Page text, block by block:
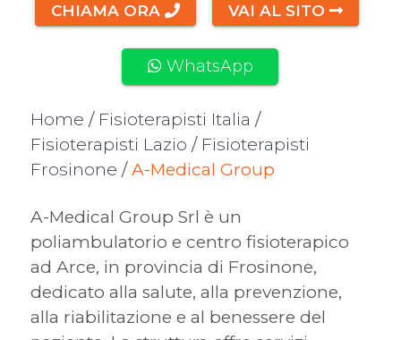
CHIAMA ORA VAI AL SITO
WhatsApp
Home / Fisioterapisti Italia /
Fisioterapisti Lazio / Fisioterapisti
Frosinone /A-Medical Group
A-Medical Group Srl è un
poliambulatorio e centro fisioterapico
ad Arce, in provincia di Frosinone,
dedicato alla salute, alla prevenzione,
alla riabilitazione e al benessere del